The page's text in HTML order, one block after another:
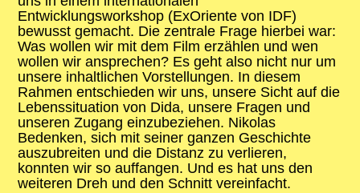
Entwicklungsworkshop (ExOriente von IDF)
bewusst gemacht. Die zentrale Frage hierbei war:
Was wollen wir mit dem Film erzählen und wen
wollen wir ansprechen? Es geht also nicht nur um
unsere inhaltlichen Vorstellungen. In diesem
Rahmen entschieden wir uns, unsere Sicht auf die
Lebenssituation von Dida, unsere Fragen und
unseren Zugang einzubeziehen. Nikolas
Bedenken, sich mit seiner ganzen Geschichte
auszubreiten und die Distanz zu verlieren,
konnten wir so auffangen. Und es hat uns den
weiteren Dreh und den Schnitt vereinfacht.